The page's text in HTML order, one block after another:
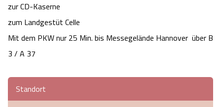
zur CD-Kaserne
zum Landgestüt Celle
Mit dem PKW nur 25 Min. bis Messegelände Hannover  über B
3 / A 37
Standort